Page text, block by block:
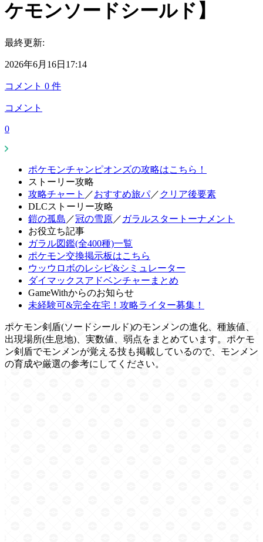
ケモンソードシールド】
最終更新:
2026年6月16日17:14
コメント 0 件
コメント
0
ポケモンチャンピオンズの攻略はこちら！
ストーリー攻略
攻略チャート ／おすすめ旅パ／ クリア後要素
DLCストーリー攻略
鎧の孤島 ／冠の雪原／ ガラルスタートーナメント
お役立ち記事
ガラル図鑑(全400種)一覧
ポケモン交換掲示板はこちら
ウッウロボのレシピ&シミュレーター
ダイマックスアドベンチャーまとめ
GameWithからのお知らせ
未経験可&完全在宅！攻略ライター募集！
ポケモン剣盾(ソードシールド)のモンメンの進化、種族値、
出現場所(生息地)、実数値、弱点をまとめています。ポケモ
ン剣盾でモンメンが覚える技も掲載しているので、モンメン
の育成や厳選の参考にしてください。